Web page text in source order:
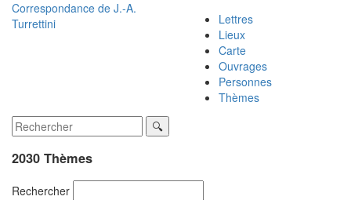
Correspondance de J.-A.
Turrettini
Lettres
Lieux
Carte
Ouvrages
Personnes
Thèmes
2030 Thèmes
Rechercher